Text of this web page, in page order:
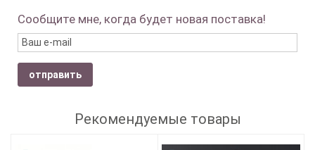
Сообщите мне, когда будет новая поставка!
отправить
Рекомендуемые товары